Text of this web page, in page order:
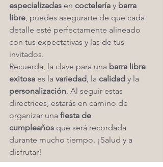
especializadas en coctelería y barra
libre, puedes asegurarte de que cada
detalle esté perfectamente alineado
con tus expectativas y las de tus
invitados.
Recuerda, la clave para una barra libre
exitosa es la variedad, la calidad y la
personalización. Al seguir estas
directrices, estarás en camino de
organizar una fiesta de
cumpleaños que será recordada
durante mucho tiempo. ¡Salud y a
disfrutar!